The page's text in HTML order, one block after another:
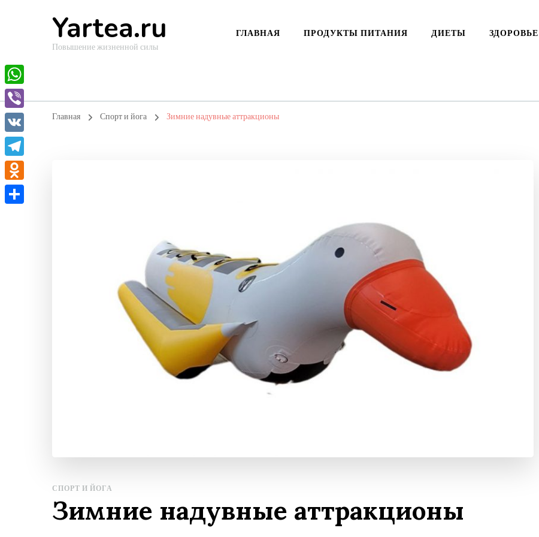
Yartea.ru
Повышение жизненной силы
ГЛАВНАЯ ПРОДУКТЫ ПИТАНИЯ ДИЕТЫ ЗДОРОВЬЕ
Главная Спорт и йога Зимние надувные аттракционы
СПОРТ И ЙОГА
Зимние надувные аттракционы
WhatsApp
Viber
VK
Telegram
Odnoklassniki